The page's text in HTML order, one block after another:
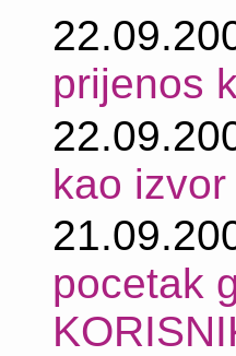
prijenos
kao
pocetak